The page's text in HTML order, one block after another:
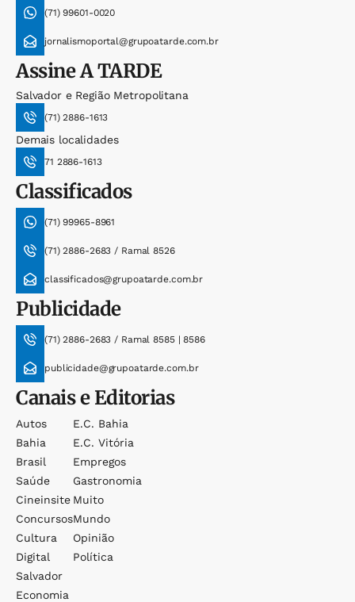
(71) 99601-0020
jornalismoportal@grupoatarde.com.br
AssineA TARDE
Salvador e Região Metropolitana
(71) 2886-1613
Demais localidades
71 2886-1613
Classificados
(71) 99965-8961
(71) 2886-2683 / Ramal 8526
classificados@grupoatarde.com.br
Publicidade
(71) 2886-2683 / Ramal 8585 | 8586
publicidade@grupoatarde.com.br
Canais e Editorias
Autos
Bahia
Brasil
Saúde
Cineinsite
Concursos
Cultura
Digital
Salvador
Economia
E.c. Bahia
E.c. Vitória
Empregos
Gastronomia
Muito
Mundo
Opinião
Política